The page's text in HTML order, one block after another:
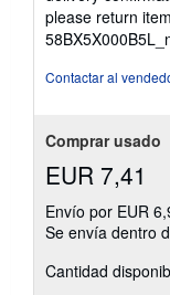
please return
Contactar al
Comprar usado
EUR 7,41
Envío por EUR
Se envía dentro
Cantidad